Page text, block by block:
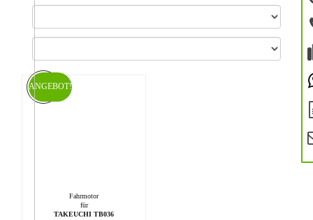
Fahrmotor
für
TAKEUCHI TB036
ANGEBOT!